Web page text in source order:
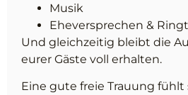
Musik
Eheversprechen &
Und gleichzeitig bleibt die
eurer Gäste voll erhalten.
Eine gute freie Trauung